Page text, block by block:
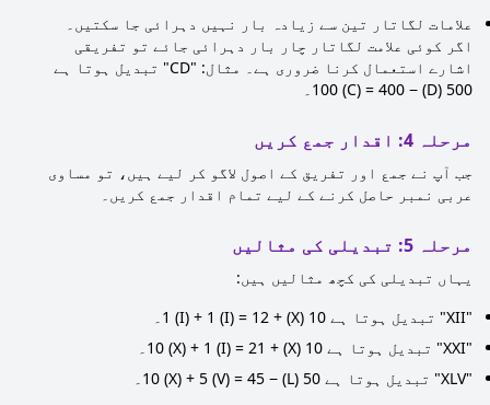
علامات لگاتار تین سے زیادہ بار نہیں دہرائی جا سکتیں۔
اگر کوئی علامت لگاتار چار بار دہرائی جائے تو تفریقی
اشارے استعمال کرنا ضروری ہے۔ مثال: "CD" تبدیل ہوتا ہے
500 (D) − 100 (C) = 400۔
مرحلہ 4: اقدار جمع کریں
جب آپ نے جمع اور تفریق کے اصول لاگو کر لیے ہیں، تو مساوی
عربی نمبر حاصل کرنے کے لیے تمام اقدار جمع کریں۔
مرحلہ 5: تبدیلی کی مثالیں
یہاں تبدیلی کی کچھ مثالیں ہیں:
"XII" تبدیل ہوتا ہے 10 (X) + 1 (I) + 1 (I) = 12۔
"XXI" تبدیل ہوتا ہے 10 (X) + 10 (X) + 1 (I) = 21۔
"XLV" تبدیل ہوتا ہے 50 (L) − 10 (X) + 5 (V) = 45۔